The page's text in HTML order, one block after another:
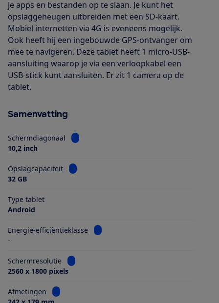
je apps en bestanden op te slaan. Je kunt het
opslaggeheugen uitbreiden met een SD-kaart.
Mobiel internetten via 4G is eveneens mogelijk.
Ook heeft hij een ingebouwde GPS-ontvanger om
mee te navigeren. Deze tablet heeft 1 micro-USB-
aansluiting waarop je via een verloopkabel een
USB-stick kunt aansluiten. Er zit 1 camera op de
tablet.
Samenvatting
Schermdiagonaal
Bekijk informatie voor Schermdiagonaal
10,2 inch
Opslagcapaciteit
Bekijk informatie voor Opslagcapaciteit
32 GB
Type tablet
Android
Energie-efficiëntieklasse
Bekijk informatie voor Energie-
-
Schermresolutie
Bekijk informatie voor Schermresolutie
2560 x 1800 pixels
Afmetingen
Bekijk informatie voor Afmetingen